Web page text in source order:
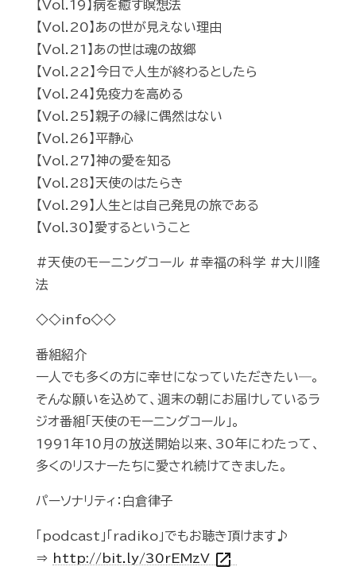
【Vol.19】病を癒す瞑想法
【Vol.20】あの世が見えない理由
【Vol.21】あの世は魂の故郷
【Vol.22】今日で人生が終わるとしたら
【Vol.24】免疫力を高める
【Vol.25】親子の縁に偶然はない
【Vol.26】平静心
【Vol.27】神の愛を知る
【Vol.28】天使のはたらき
【Vol.29】人生とは自己発見の旅である
【Vol.30】愛するということ
#天使のモーニングコール #幸福の科学 #大川隆
法
◇◇info◇◇
番組紹介
一人でも多くの方に幸せになっていただきたい―。
そんな願いを込めて、週末の朝にお届けしているラ
ジオ番組「天使のモーニングコール」。
1991年10月の放送開始以来、30年にわたって、
多くのリスナーたちに愛され続けてきました。
パーソナリティ：白倉律子
「podcast」「radiko」でもお聴き頂けます♪
⇒
http://bit.ly/30rEMzV open_in_new